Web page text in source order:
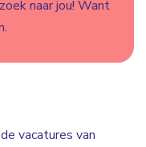
naar jou! Want
vacatures van